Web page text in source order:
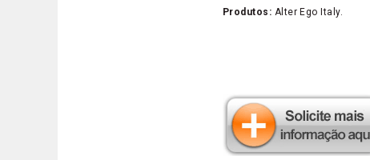
Produtos: Alter Ego Italy.